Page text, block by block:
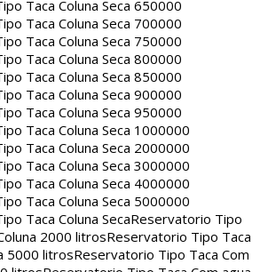
Taca Coluna Seca 650000
Taca Coluna Seca 700000
Taca Coluna Seca 750000
Taca Coluna Seca 800000
Taca Coluna Seca 850000
Taca Coluna Seca 900000
Taca Coluna Seca 950000
Taca Coluna Seca 1000000
Taca Coluna Seca 2000000
Taca Coluna Seca 3000000
Taca Coluna Seca 4000000
Taca Coluna Seca 5000000
Taca Coluna SecaReservatorio Tipo
2000 litrosReservatorio Tipo Taca
5000 litrosReservatorio Tipo Taca Com